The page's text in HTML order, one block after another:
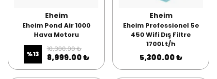
Eheim
Eheim Pond Air 1000
Hava Motoru
%13
10,300.00 ₺
8,999.00 ₺
Eheim
Eheim Professionel 5e
450 Wifi Dış Filtre
1700Lt/h
5,300.00 ₺